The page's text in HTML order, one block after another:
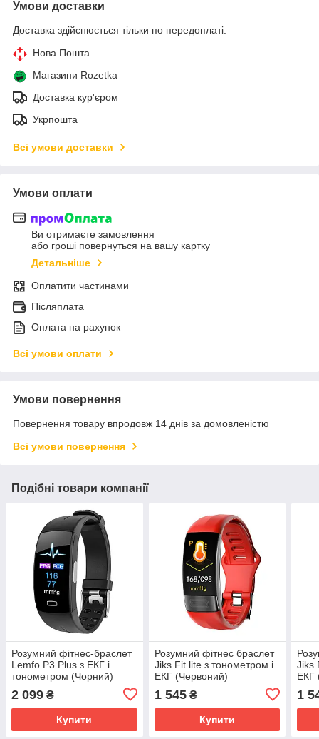
Умови доставки
Доставка здійснюється тільки по передоплаті.
Нова Пошта
Магазини Rozetka
Доставка кур'єром
Укрпошта
Всі умови доставки
Умови оплати
Ви отримаєте замовлення
або гроші повернуться на вашу картку
Детальніше
Оплатити частинами
Післяплата
Оплата на рахунок
Всі умови оплати
Умови повернення
Повернення товару впродовж 14 днів за домовленістю
Всі умови повернення
Подібні товари компанії
Розумний фітнес-браслет
Lemfo P3 Plus з ЕКГ і
тонометром (Чорний)
2 099 ₴
Купити
Розумний фітнес браслет
Jiks Fit lite з тонометром і
ЕКГ (Червоний)
1 545₴
Купити
Jiks
ЕКГ
1